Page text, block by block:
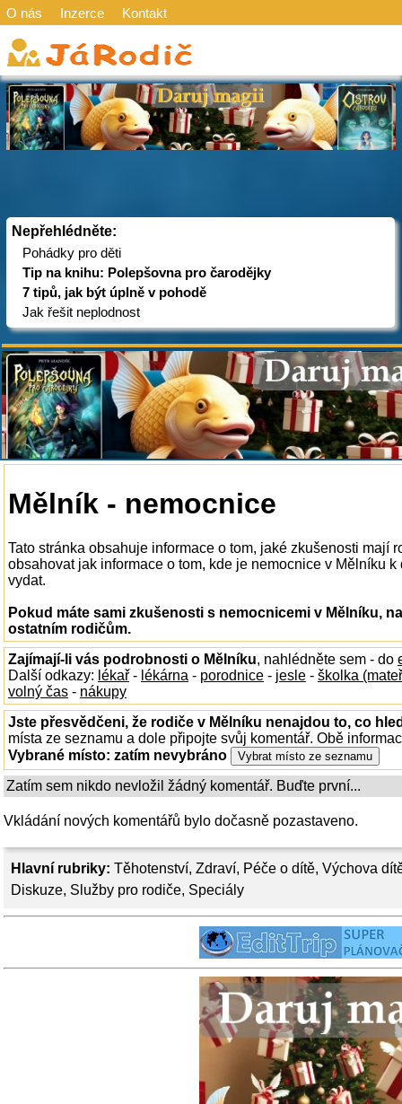
O nás Inzerce Kontakt
Nepřehlédněte:
Pohádky pro děti
Tip na knihu: Polepšovna pro čarodějky
7 tipů, jak být úplně v pohodě
Jak řešit neplodnost
Hlavní rubriky: Těhotenství, Zdraví, Péče o dítě, Výchova
Diskuze, Služby pro rodiče, Speciály
Mělník - nemocnice
Tato stránka obsahuje informace o tom, jaké zkušenosti mají
obsahovat jak informace o tom, kde je nemocnice v Mělníku
vydat.
Pokud máte sami zkušenosti s nemocnicemi v Mělníku,
ostatním rodičům.
Zajímají-li vás podrobnosti o Mělníku, nahlédněte sem - do
Další odkazy: lékař - lékárna - porodnice - jesle - školka
volný čas - nákupy
Jste přesvědčeni, že rodiče v Mělníku nenajdou to, co
místa ze seznamu a dole připojte svůj komentář. Obě
Vybrané místo: zatím nevybráno
Zatím sem nikdo nevložil žádný komentář. Buďte první...
Vkládání nových komentářů bylo dočasně pozastaveno.